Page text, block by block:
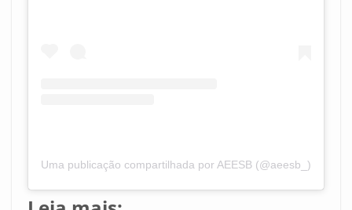
Uma publicação compartilhada por AEESB (@aeesb_)